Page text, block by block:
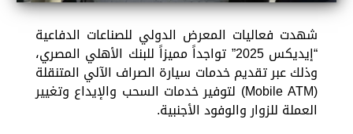
شهدت فعاليات المعرض الدولي للصناعات الدفاعية
“إيديكس 2025” تواجداً مميزاً للبنك الأهلي المصري،
وذلك عبر تقديم خدمات سيارة الصراف الآلي المتنقلة
(Mobile ATM) لتوفير خدمات السحب والإيداع وتغيير
العملة للزوار والوفود الأجنبية.